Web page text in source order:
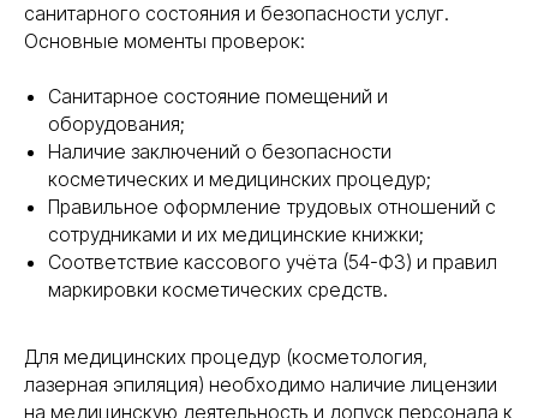
санитарного состояния и безопасности услуг.
Основные моменты проверок:
Санитарное состояние помещений и
оборудования;
Наличие заключений о безопасности
косметических и медицинских процедур;
Правильное оформление трудовых отношений с
сотрудниками и их медицинские книжки;
Соответствие кассового учёта (54-ФЗ) и правил
маркировки косметических средств.
Для медицинских процедур (косметология,
лазерная эпиляция) необходимо наличие лицензии
на медицинскую деятельность и допуск персонала к